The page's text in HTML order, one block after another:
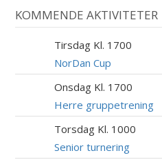
KOMMENDE AKTIVITETER
Tirsdag Kl. 1700
NorDan Cup
Onsdag Kl. 1700
Herre gruppetrening
Torsdag Kl. 1000
Senior turnering